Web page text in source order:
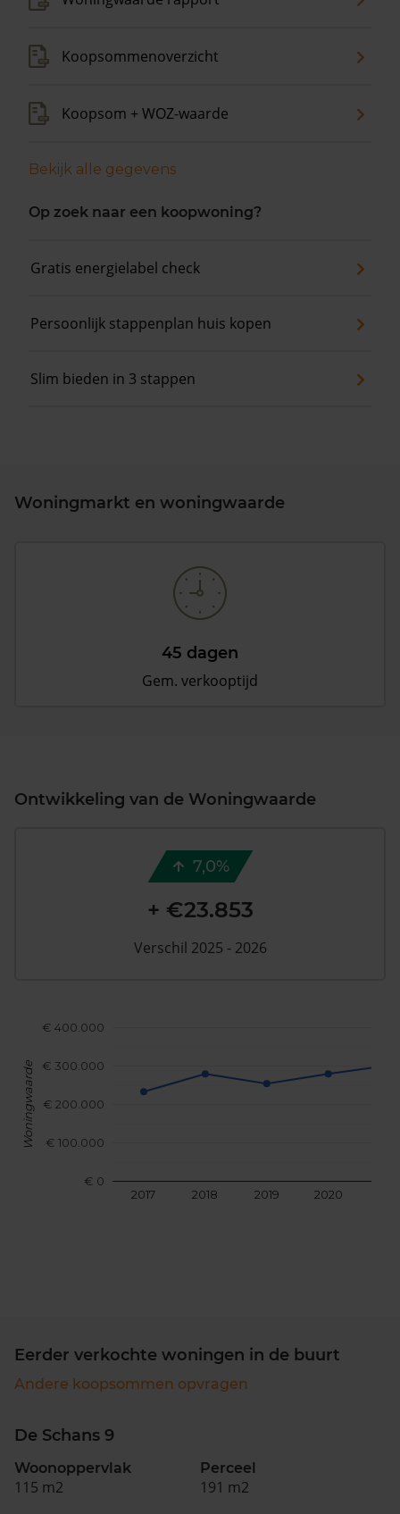
Koopsommenoverzicht
Koopsom + WOZ-waarde
Bekijk alle gegevens
Op zoek naar een koopwoning?
Gratis energielabel check
Persoonlijk stappenplan huis kopen
Slim bieden in 3 stappen
Woningmarkt en woningwaarde
45 dagen
Gem. verkooptijd
Ontwikkeling van de Woningwaarde
2017 2018 2019 2020
€ 0
€ 100.000
€ 200.000
€ 300.000
€ 400.000
Woningwaarde
7,0%
+ €23.853
Verschil 2025 - 2026
Eerder verkochte woningen in de buurt
Andere koopsommen opvragen
De Schans 9
Woonoppervlak
115 m2
Perceel
191 m2